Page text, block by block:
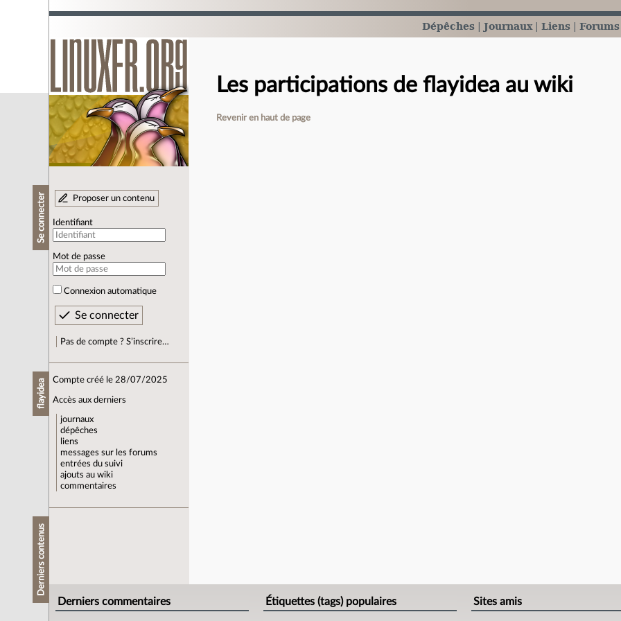
Dépêches Journaux Liens Forums
Se connecter Proposer un contenu
Identifiant
Mot de passe
Connexion automatique
Pas de compte ? S’inscrire…
flayidea Compte créé le 28/07/2025
Accès aux derniers
journaux
dépêches
liens
messages sur les forums
entrées du suivi
ajouts au wiki
commentaires
Derniers contenus
Les participations de flayidea au wiki
Revenir en haut de page
Derniers commentaires Étiquettes (tags) populaires Sites amis